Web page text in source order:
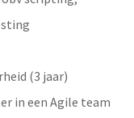
(3 jaar)
in een Agile team